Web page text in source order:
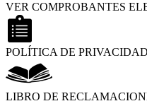
VER COMPROBANTES
POLÍTICA DE
LIBRO DE